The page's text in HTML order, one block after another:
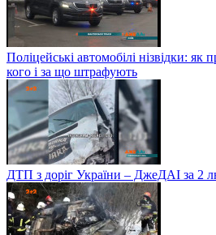
Поліцейські автомобілі нізвідки:
кого і за що штрафують
ДТП з доріг України – ДжеДАІ за 2